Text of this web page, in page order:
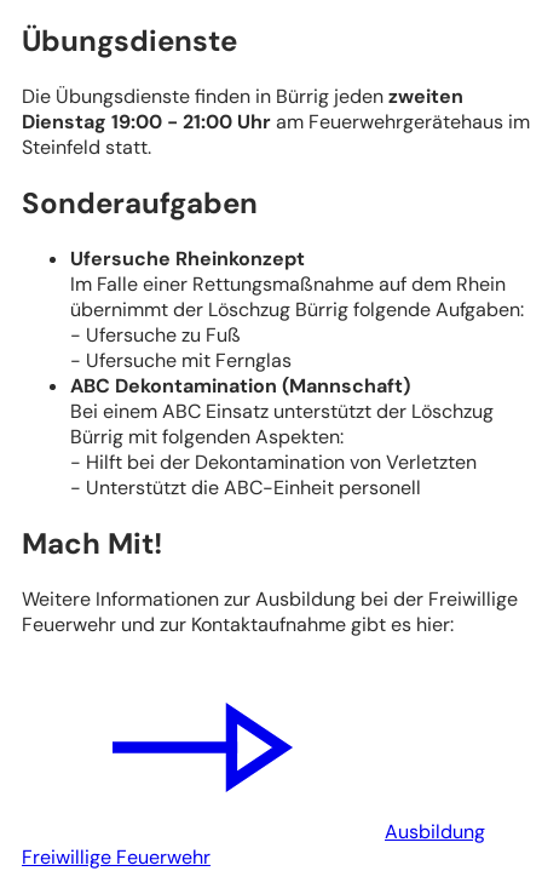
Übungsdienste
Die Übungsdienste finden in Bürrig jedenzweiten
Dienstag 19:00 - 21:00 Uhram Feuerwehrgerätehaus im
Steinfeld statt.
Sonderaufgaben
Ufersuche Rheinkonzept
Im Falle einer Rettungsmaßnahme auf dem Rhein
übernimmt der Löschzug Bürrig folgende Aufgaben:
- Ufersuche zu Fuß
- Ufersuche mit Fernglas
ABC Dekontamination (Mannschaft)
Bei einem ABC Einsatz unterstützt der Löschzug
Bürrig mit folgenden Aspekten:
- Hilft bei der Dekontamination von Verletzten
- Unterstützt die ABC-Einheit personell
Mach Mit!
Weitere Informationen zur Ausbildung bei der Freiwillige
Feuerwehr und zur Kontaktaufnahme gibt es hier:
Ausbildung
Freiwillige Feuerwehr